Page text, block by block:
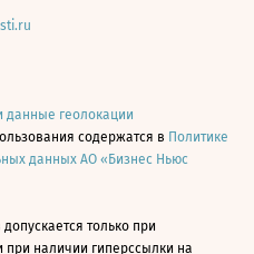
данные геолокации
содержатся в Политике
данных АО «Бизнес Ньюс
только при
при наличии гиперссылки на